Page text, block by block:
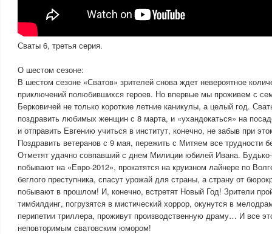
Сваты 6, третья серия.
О шестом сезоне:
В шестом сезоне «Сватов» зрителей снова ждет невероятное
приключений полюбившихся героев. Но впервые мы проживем с
Берковичей не только короткие летние каникулы, а целый год.
поздравить любимых женщин с 8 марта, и «ухандокаться» на
и отправить Евгению учиться в институт, конечно, не забыв при
Поздравить ветеранов с 9 мая, пережить с Митяем все трудности
Отметят удачно совпавший с днем Милиции юбилей Ивана.
побывают на «Евро-2012», прокатятся на круизном лайнере по
беглого преступника, спасут урожай для страны, а страну от
побывают в прошлом! И, конечно, встретят Новый Год! Зрители
тимбилдинг, погрузятся в мистический хоррор, окунутся в
перипетии триллера, проживут производственную драму… И все
неповторимым сватовским юмором!